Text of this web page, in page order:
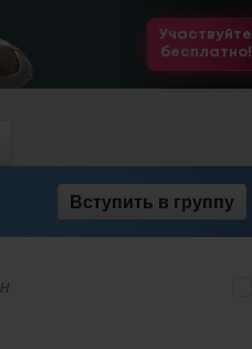
Участвуйте
бесплатно!
Вступить в группу